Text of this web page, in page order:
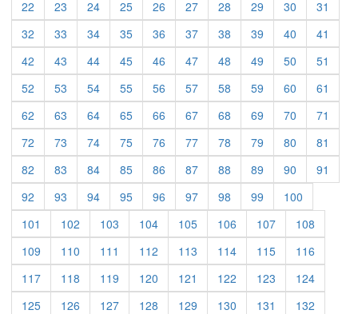
22 23 24 25 26 27 28 29 30
31
32
33 34 35 36 37 38 39 40
41
42
43 44 45 46 47 48 49 50
51
52
53 54 55 56 57 58 59 60
61
62
63 64 65 66 67 68 69 70
71
72
73 74 75 76 77 78 79 80
81
82
83 84 85 86 87 88 89 90
91
92
93 94 95 96 97 98 99
100
101
102 103 104 105 106 107
108
109
110 111 112 113 114 115
116
117
118 119 120 121 122 123
124
125
126 127 128 129 130 131
132